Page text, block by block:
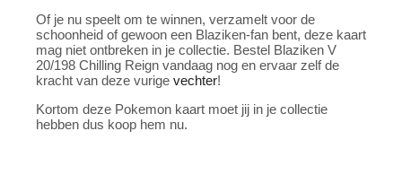
Of je nu speelt om te winnen, verzamelt voor de
schoonheid of gewoon een Blaziken-fan bent, deze kaart
mag niet ontbreken in je collectie. Bestel Blaziken V
20/198 Chilling Reign vandaag nog en ervaar zelf de
kracht van deze vurige vechter!
Kortom deze Pokemon kaart moet jij in je collectie
hebben dus koop hem nu.